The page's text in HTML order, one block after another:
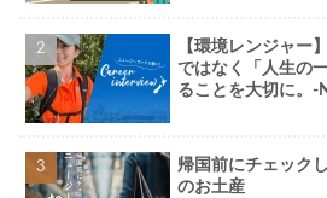
【環境レンジャー
ではなく「人生の
ることを大切に。-
帰国前にチェック
のお土産